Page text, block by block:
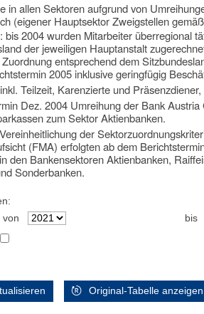
in allen Sektoren aufgrund von
(eigener Hauptsektor Zweigstellen
bis 2004 wurden Mitarbeiter überregional
der jeweiligen Hauptanstalt
entsprechend dem
2005 inklusive geringfügig
Teilzeit, Karenzierte und
Dez. 2004 Umreihung der Bank Austria
zum Sektor Aktienbanken.
der
(FMA) erfolgten ab dem
den Bankensektoren Aktienbanken,
Sonderbanken.
von
bis
Original-Tabelle anzeigen